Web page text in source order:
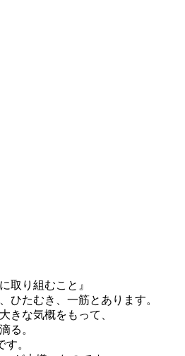
取り組むこと』
ひたむき、一筋とあります。
きな気概をもって、
る。
。